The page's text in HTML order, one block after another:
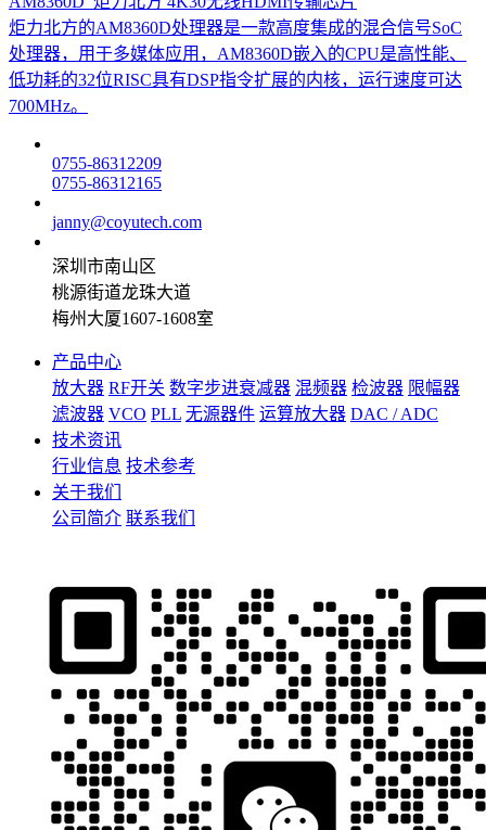
炬力北方的AM8360D处理器是一款高度集成的混合信号SoC
处理器，用于多媒体应用，AM8360D嵌入的CPU是高性能、
低功耗的32位RISC具有DSP指令扩展的内核，运行速度可达
700MHz。
0755-86312209
0755-86312165
janny@coyutech.com
深圳市南山区
桃源街道龙珠大道
梅州大厦1607-1608室
产品中心
放大器 RF开关 数字步进衰减器 混频器 检波器 限幅器
滤波器 VCO PLL 无源器件 运算放大器 DAC / ADC
技术资讯
行业信息 技术参考
关于我们
公司简介 联系我们